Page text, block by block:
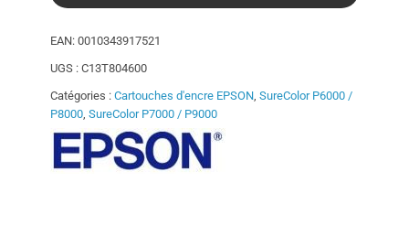
EAN: 0010343917521
UGS : C13T804600
Catégories : Cartouches d'encre EPSON SureColor P6000 /
P8000 SureColor P7000 / P9000